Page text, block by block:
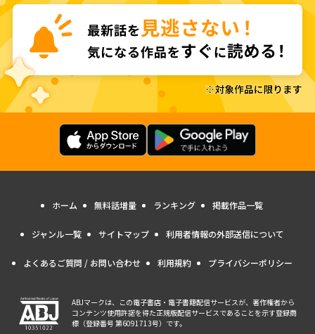
ホーム 無料話増量 ランキング 掲載作品一覧
ジャンル一覧 サイトマップ 利用者情報の外部送信について
よくあるご質問 / お問い合わせ 利用規約 プライバシーポリシー
ABJマークは、この電子書店・電子書籍配信サービスが、著作権者から
コンテンツ使用許諾を得た正規版配信サービスであることを示す登録商
標（登録番号 第6091713号）です。